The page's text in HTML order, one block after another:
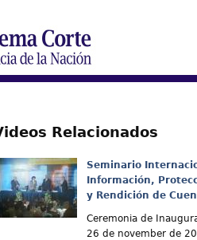
Relacionados
Seminario
Información,
y Rendición de
Ceremonia de
26 de november de